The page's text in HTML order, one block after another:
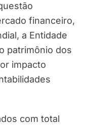
financeiro,
a Entidade
patrimônio dos
impacto
com total